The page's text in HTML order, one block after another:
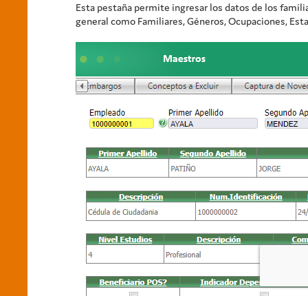
Esta pestaña permite ingresar los datos de los
general como Familiares, Géneros, Ocupaciones,